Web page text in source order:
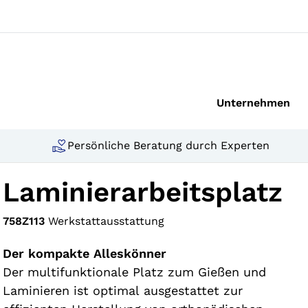
Unternehmen
Persönliche Beratung durch Experten
Laminierarbeitsplatz
758Z113 Werkstattausstattung
Der kompakte Alleskönner
Der multifunktionale Platz zum Gießen und
Laminieren ist optimal ausgestattet zur